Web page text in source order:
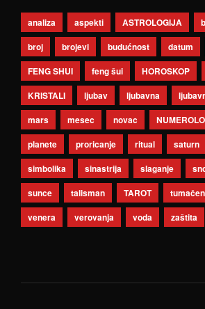
analiza aspekti ASTROLOGIJA
broj
brojevi budućnost datum
FENG SHUI
feng šui HOROSKOP
KRISTALI
ljubav ljubavna
mars
mesec novac
planete
proricanje ritual saturn
simbolika
sinastrija slaganje
sunce
talisman TAROT
venera
verovanja voda zaštita